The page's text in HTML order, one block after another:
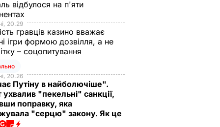
відбулося на п'яти
20.29
гравців казино вважає
ігри формою дозвілля, а не
– соцопитування
20.26
Путіну в найболючіше".
ухвалив "пекельні" санкції,
поправку, яка
"серцю" закону. Як це